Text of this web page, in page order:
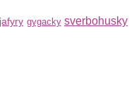
jafyry gygacky sverbohusky